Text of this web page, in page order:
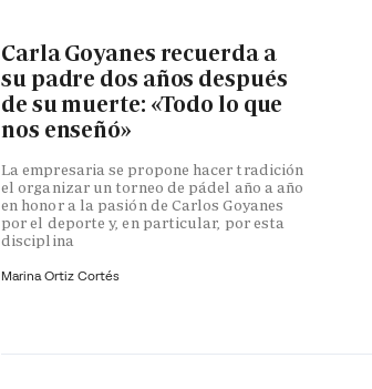
Carla Goyanes recuerda a
su padre dos años después
de su muerte: «Todo lo que
nos enseñó»
La empresaria se propone hacer tradición
el organizar un torneo de pádel año a año
en honor a la pasión de Carlos Goyanes
por el deporte y, en particular, por esta
disciplina
Marina Ortiz Cortés